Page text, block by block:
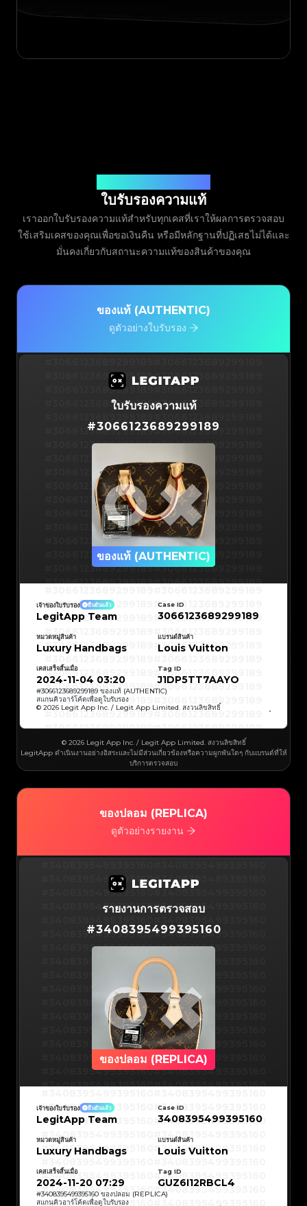
ใบรับรองความแท้
เราออกใบรับรองความแท้สำหรับทุกเคสที่เราให้ผลการตรวจสอบ
ใช้เสริมเคสของคุณเพื่อขอเงินคืน หรือมีหลักฐานที่ปฏิเสธไม่ได้และ
มั่นคงเกี่ยวกับสถานะความแท้ของสินค้าของคุณ
ของแท้ (AUTHENTIC)
ดูตัวอย่างใบรับรอง
#3066123689299189#3066123689299189
#3066123689299189#3066123689299189
#3066123689299189#3066123689299189
#3066123689299189#3066123689299189
#3066123689299189#3066123689299189
#3066123689299189#3066123689299189
#3066123689299189#3066123689299189
#3066123689299189#3066123689299189
#3066123689299189#3066123689299189
#3066123689299189#3066123689299189
#3066123689299189#3066123689299189
#3066123689299189#3066123689299189
#3066123689299189#3066123689299189
#3066123689299189#3066123689299189
#3066123689299189
#3066123689299189
#3066123689299189
#3066123689299189
#3066123689299189
#3066123689299189
#3066123689299189
#3066123689299189
#3066123689299189
#3066123689299189
#3066123689299189
#3066123689299189
#3066123689299189#3066123689299189
#3066123689299189 #3066123689299189
#3066123689299189#3066123689299189
#3066123689299189#3066123689299189
#3066123689299189#3066123689299189
#3066123689299189#3066123689299189
#3066123689299189#3066123689299189
#3066123689299189#3066123689299189
#3066123689299189#3066123689299189
#3066123689299189#3066123689299189
#3066123689299189#3066123689299189
#3066123689299189#3066123689299189
#3066123689299189#3066123689299189
#3066123689299189
#3066123689299189
#3066123689299189#3066123689299189
#3066123689299189
#3066123689299189
#3066123689299189#3066123689299189
#3066123689299189#3066123689299189
#3066123689299189#3066123689299189
#3066123689299189#3066123689299189
#3066123689299189#3066123689299189
#3066123689299189#3066123689299189
#3066123689299189#3066123689299189
#3066123689299189
#3066123689299189
#3066123689299189
#3066123689299189
#3066123689299189
#3066123689299189
#3066123689299189
#3066123689299189
#3066123689299189
#3066123689299189
#3066123689299189
#3066123689299189#3066123689299189
ใบรับรองความแท้
#3066123689299189
ของแท้ (AUTHENTIC)
#3066123689299189
#3066123689299189
#3066123689299189
#3066123689299189
#3066123689299189
#3066123689299189
#3066123689299189
#3066123689299189
#3066123689299189
#3066123689299189
#3066123689299189#3066123689299189
#3066123689299189
#3066123689299189
#3066123689299189#3066123689299189
#3066123689299189#3066123689299189
#3066123689299189#3066123689299189
#3066123689299189#3066123689299189
#3066123689299189#3066123689299189
#3066123689299189#3066123689299189
#3066123689299189
#3066123689299189
#3066123689299189#3066123689299189
#3066123689299189#3066123689299189
#3066123689299189#3066123689299189
#3066123689299189#3066123689299189
#3066123689299189#3066123689299189
#3066123689299189#3066123689299189
#3066123689299189#3066123689299189
#3066123689299189
#3066123689299189
#3066123689299189
#3066123689299189
#3066123689299189#3066123689299189
#3066123689299189#3066123689299189
#3066123689299189#3066123689299189
#3066123689299189#3066123689299189
#3066123689299189#3066123689299189
#3066123689299189#3066123689299189
#3066123689299189#3066123689299189
#3066123689299189
#3066123689299189
#3066123689299189
#3066123689299189
#3066123689299189
#3066123689299189
#3066123689299189
#3066123689299189
#3066123689299189
#3066123689299189
#3066123689299189
#3066123689299189
#3066123689299189#3066123689299189
เจ้าของใบรับรอง ยืนยันแล้ว
LegitApp Team
Case ID
3066123689299189
หมวดหมู่สินค้า
Luxury Handbags
แบรนด์สินค้า
Louis Vuitton
เคสเสร็จสิ้นเมื่อ
2024-11-04 03:20
Tag ID
J1DP5TT7AAYO
#3066123689299189 ของแท้ (AUTHENTIC)
สแกนคิวอาร์โค้ดเพื่อดูใบรับรอง
© 2026 Legit App Inc. / Legit App Limited. สงวนลิขสิทธิ์
© 2026 Legit App Inc. / Legit App Limited. สงวนลิขสิทธิ์
LegitApp ดำเนินงานอย่างอิสระและไม่มีส่วนเกี่ยวข้องหรือความผูกพันใดๆ กับแบรนด์ที่ให้
บริการตรวจสอบ
ของปลอม (REPLICA)
ดูตัวอย่างรายงาน
#3408395499395160#3408395499395160
#3408395499395160#3408395499395160
#3408395499395160#3408395499395160
#3408395499395160#3408395499395160
#3408395499395160#3408395499395160
#3408395499395160#3408395499395160
#3408395499395160
#3408395499395160
#3408395499395160
#3408395499395160
#3408395499395160#3408395499395160
#3408395499395160#3408395499395160
#3408395499395160#3408395499395160
#3408395499395160#3408395499395160
#3408395499395160#3408395499395160
#3408395499395160#3408395499395160
#3408395499395160#3408395499395160
#3408395499395160
#3408395499395160
#3408395499395160
#3408395499395160
#3408395499395160
#3408395499395160
#3408395499395160
#3408395499395160
#3408395499395160
#3408395499395160
#3408395499395160
#3408395499395160
#3408395499395160#3408395499395160
รายงานการตรวจสอบ
#3408395499395160
ของปลอม (REPLICA)
#3408395499395160
#3408395499395160
#3408395499395160
#3408395499395160
#3408395499395160
#3408395499395160
#3408395499395160
#3408395499395160
#3408395499395160
#3408395499395160
#3408395499395160 #3408395499395160
#3408395499395160
#3408395499395160
เจ้าของใบรับรอง ยืนยันแล้ว
LegitApp Team
Case ID
3408395499395160
หมวดหมู่สินค้า
Luxury Handbags
แบรนด์สินค้า
Louis Vuitton
เคสเสร็จสิ้นเมื่อ
2024-11-20 07:29
Tag ID
GUZ6I12RBCL4
#3408395499395160 ของปลอม (REPLICA)
สแกนคิวอาร์โค้ดเพื่อดูใบรับรอง